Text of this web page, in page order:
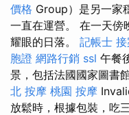
價格 Group）是另一家
一直在運營。 在一天傍
耀眼的日落。 記帳士 接
胞證 網路行銷 ssl 午餐
景，包括法國國家圖書
北 按摩 桃園 按摩
放鬆時，根據包裝，吃